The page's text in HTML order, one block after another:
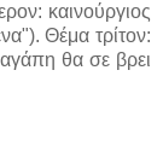
καινούργιος
Θέμα τρίτον:
θα σε βρει